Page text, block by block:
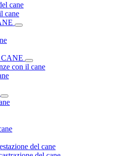
cane
cane
con il cane
del cane